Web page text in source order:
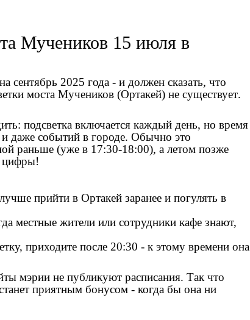
Мучеников 15 июля в
2025 года - и должен сказать, что
моста Мучеников (Ортакей) не существует.
подсветка включается каждый день, но время
даже событий в городе. Обычно это
раньше (уже в 17:30-18:00), а летом позже
цифры!
прийти в Ортакей заранее и погулять в
местные жители или сотрудники кафе знают,
приходите после 20:30 - к этому времени она
мэрии не публикуют расписания. Так что
приятным бонусом - когда бы она ни